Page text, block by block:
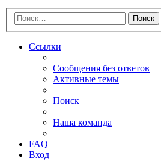
Поиск
Ссылки
Сообщения без ответов
Активные темы
Поиск
Наша команда
FAQ
Вход